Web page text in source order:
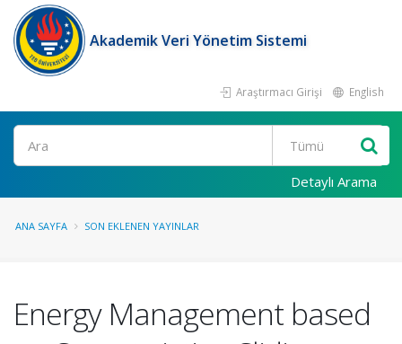
Akademik Veri Yönetim Sistemi
Araştırmacı Girişi English
Ara
Detaylı Arama
ANA SAYFA SON EKLENEN YAYINLAR
Energy Management based